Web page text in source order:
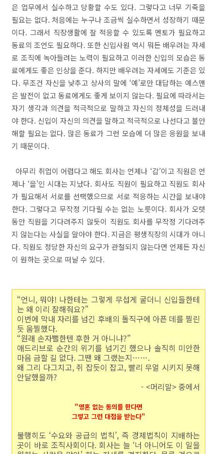
은 업무에서 실수하고 당황할 수도 있다. 그렇다고 너무 기죽을
필요는 없다. 처음에는 누구나 조금씩 실수하면서 성장하기 때문
이다. 그래서 직장생활에 잘 적응할 수 있도록 멘토가 필요하고
동료의 조언도 필요하다. 또한 신입사원 역시 뭐든 배우려는 자세
로 조직에 녹아들려는 노력이 필요하고 이러한 신입의 모습은 동
료에게도 좋은 인상을 준다. 하지만 배우려는 자세에도 기준은 있
다. 무조건 자신을 낮추고 상사의 말에 ‘예’로만 대답하는 예스맨
은 발전이 없고 동료에게도 좋게 보이지 않는다. 필요에 따라서는
자기 생각과 의견을 적극적으로 말하고 자신의 정체성을 드러내
야 한다. 신입이 자신의 의견을 말하고 적극적으로 나선다고 불안
해할 필요는 없다. 많은 동료가 그런 모습에 더 많은 응원을 보내
기 때문이다.
아무리 취업이 어렵다고 해도 회사는 언제나 ‘갑’이고 직원은 언
제나 ‘을’인 시대는 지났다. 회사도 직원이 필요하고 직원도 회사
가 필요해서 서로를 선택했으므로 서로 적응하는 시간을 보내야
한다. 그렇다고 무작정 기다릴 수는 없는 노릇이다. 회사가 오랫
동안 직원을 기다려주지 않듯이 직원도 회사를 무작정 기다려주
지 않는다는 사실을 알아야 한다. 지금은 평생직장의 시대가 아니
다. 직원도 정당한 자신의 요구가 관철되지 않는다면 언제든 자신
이 원하는 곳으로 떠날 수 있다.
“언니, 뭐야! 나한테는 그렇게 무섭게 굴더니 신입들한테
는 왜 이리 잘해줘요?”
이번에 막내 자리를 넘긴 후배의 돌직구에 아픈 데를 찔린
듯 움찔했다.
“원래 손자뻘한텐 후한 거 아니냐?”
애드리브로 순간의 위기를 넘기긴 했으나 솔직히 미안한
마음 금할 길 없다. 그땐 왜 그랬는지…….
왜 그리 다그치고, 쥐 잡듯이 잡고, 빨리 무얼 시키지 못해
안달했을까?
- <머리말> 중에서
"영혼 없는 동의를 한다면
그렇고 그런 대접을 받는다"
불행히도 ‘수요와 공급의 법칙’, 즉 경제법칙이 지배하는
곳이 바로 조직사회이다. 회사는 늘 ‘너 아니어도 이 일을